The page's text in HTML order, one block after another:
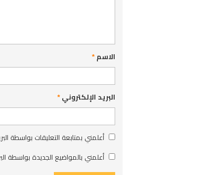
الاسم*
البريد الإلكتروني*
أعلمني بمتابعة التعليقات بواسطة
أعلمني بالمواضيع الجديدة بواسطة